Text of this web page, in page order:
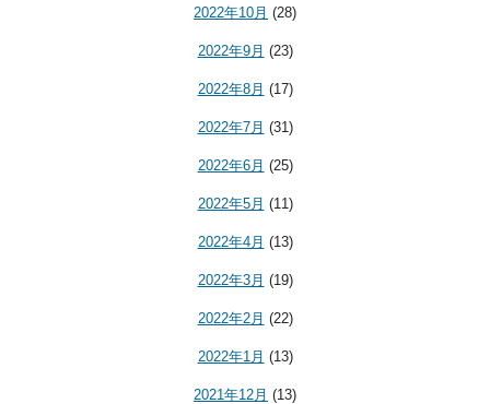
2022年10月 (28)
2022年9月 (23)
2022年8月 (17)
2022年7月 (31)
2022年6月 (25)
2022年5月 (11)
2022年4月 (13)
2022年3月 (19)
2022年2月 (22)
2022年1月 (13)
2021年12月 (13)